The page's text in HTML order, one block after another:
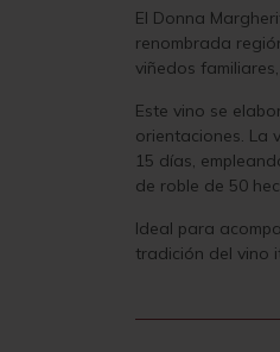
El Donna
renombrada
viñedos
Este vino se
orientaciones. La
15 días,
de roble de 50
Ideal para
tradición del vino